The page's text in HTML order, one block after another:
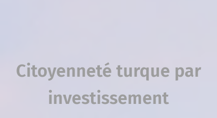
Citoyenneté turque par
investissement